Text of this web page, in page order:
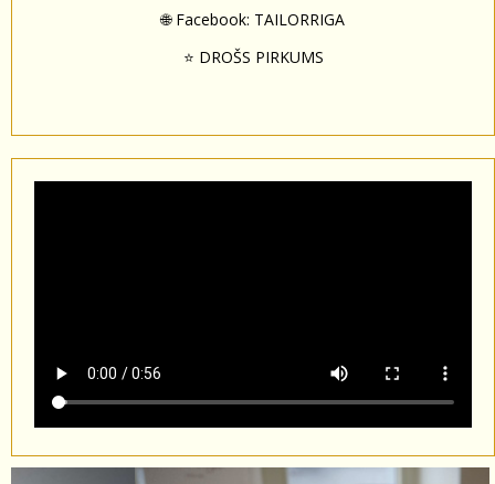
🌐 Facebook: TAILORRIGA
⭐ DROŠS PIRKUMS